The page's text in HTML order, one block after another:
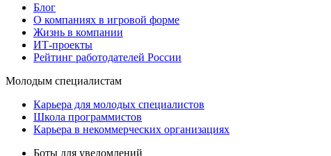
Блог
О компаниях в игровой форме
Жизнь в компании
ИТ-проекты
Рейтинг работодателей России
Молодым специалистам
Карьера для молодых специалистов
Школа программистов
Карьера в некоммерческих организациях
Боты для уведомлений